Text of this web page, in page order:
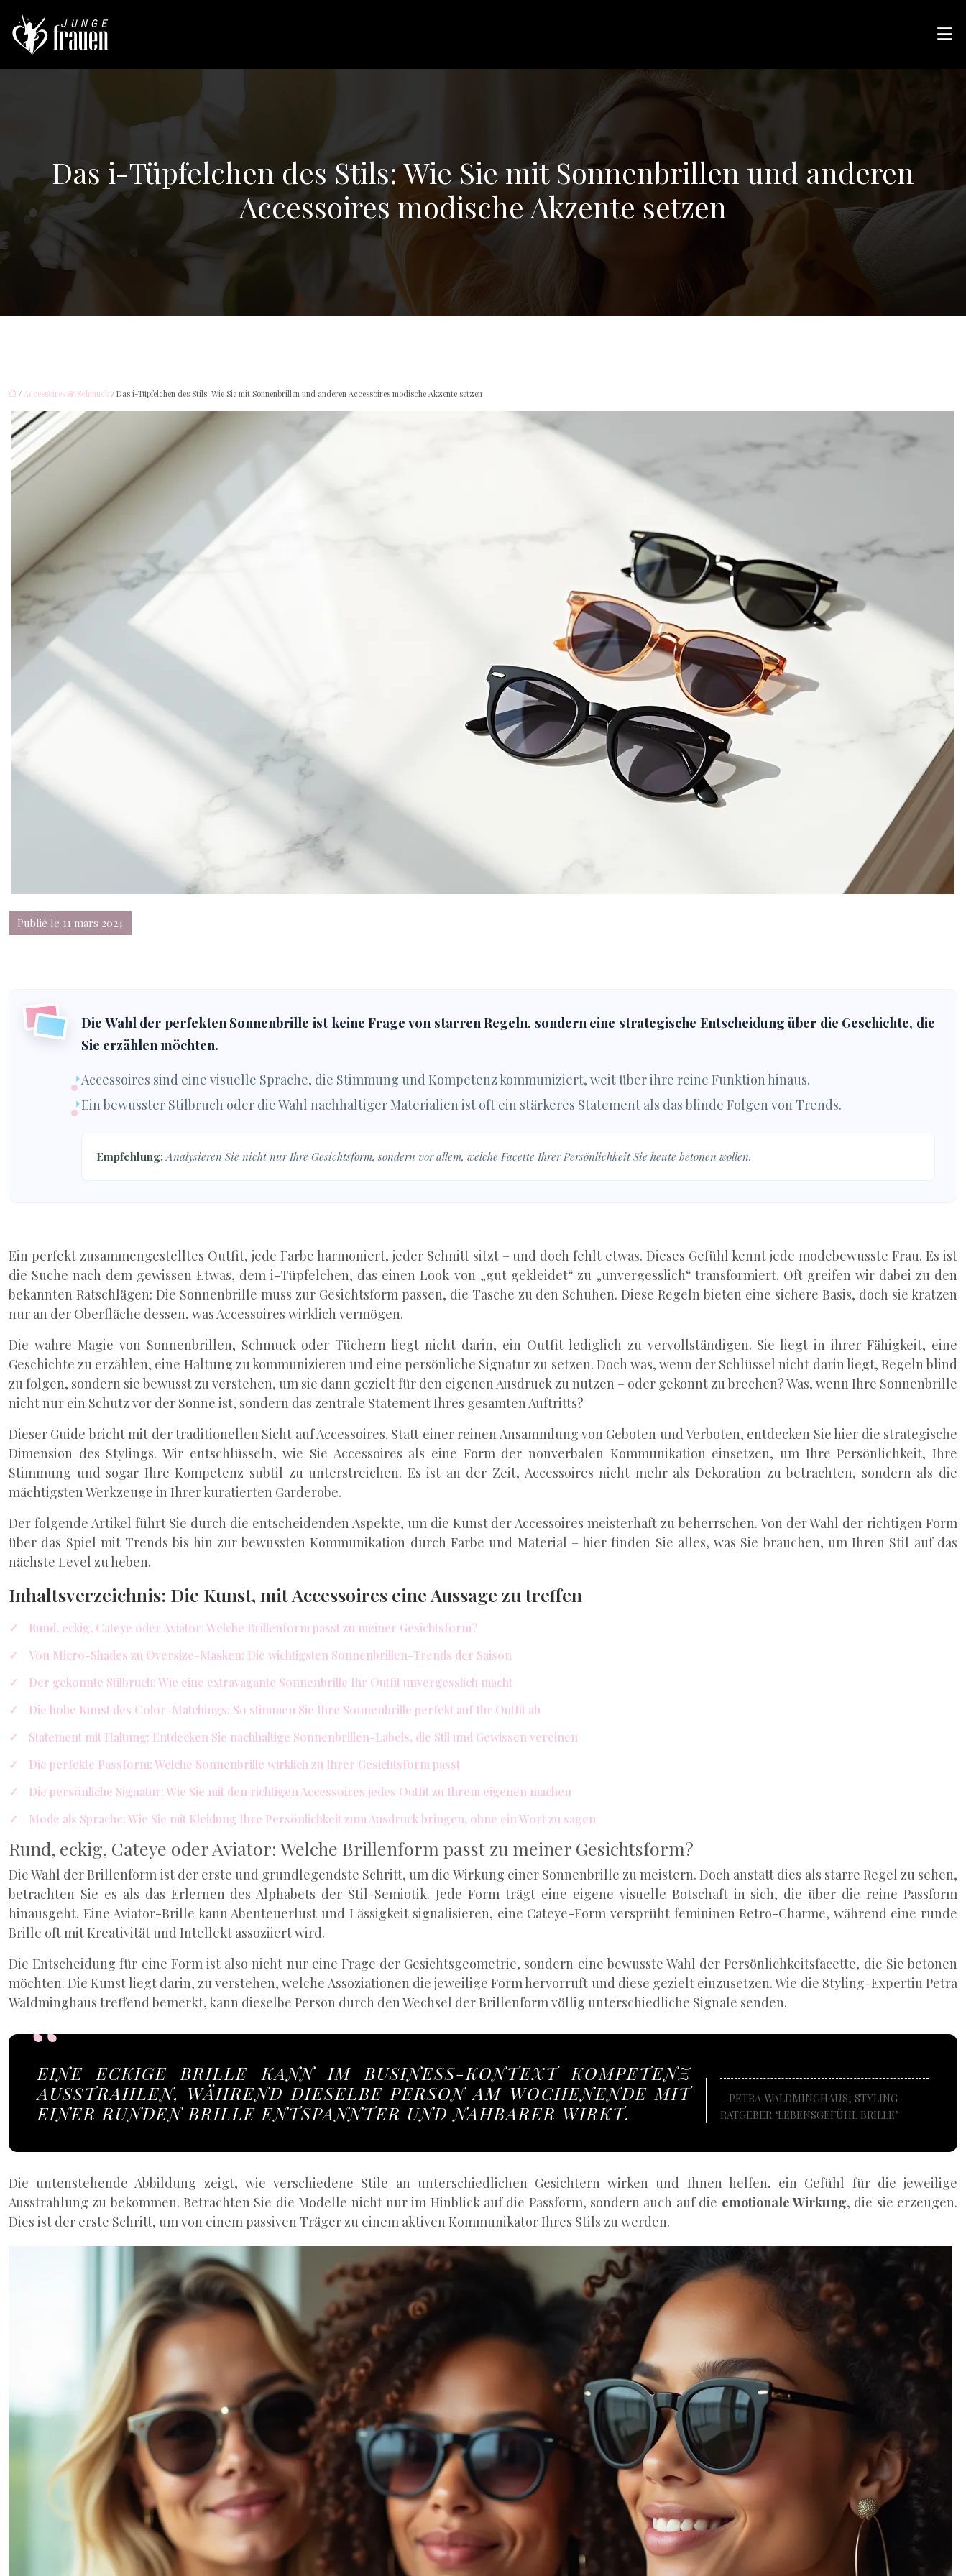
Das i-Tüpfelchen des Stils: Wie Sie mit Sonnenbrillen und anderen
Accessoires modische Akzente setzen
/ Accessoires & Schmuck / Das i-Tüpfelchen des Stils: Wie Sie mit Sonnenbrillen und anderen Accessoires modische Akzente setzen
Publié le 11 mars 2024
Die Wahl der perfekten Sonnenbrille ist keine Frage von starren Regeln, sondern eine strategische Entscheidung über die Geschichte, die
Sie erzählen möchten.
Accessoires sind eine visuelle Sprache, die Stimmung und Kompetenz kommuniziert, weit über ihre reine Funktion hinaus.
Ein bewusster Stilbruch oder die Wahl nachhaltiger Materialien ist oft ein stärkeres Statement als das blinde Folgen von Trends.
Empfehlung:Analysieren Sie nicht nur Ihre Gesichtsform, sondern vor allem, welche Facette Ihrer Persönlichkeit Sie heute betonen wollen.
Ein perfekt zusammengestelltes Outfit, jede Farbe harmoniert, jeder Schnitt sitzt – und doch fehlt etwas. Dieses Gefühl kennt jede modebewusste Frau. Es ist
die Suche nach dem gewissen Etwas, dem i-Tüpfelchen, das einen Look von „gut gekleidet“ zu „unvergesslich“ transformiert. Oft greifen wir dabei zu den
bekannten Ratschlägen: Die Sonnenbrille muss zur Gesichtsform passen, die Tasche zu den Schuhen. Diese Regeln bieten eine sichere Basis, doch sie kratzen
nur an der Oberfläche dessen, was Accessoires wirklich vermögen.
Die wahre Magie von Sonnenbrillen, Schmuck oder Tüchern liegt nicht darin, ein Outfit lediglich zu vervollständigen. Sie liegt in ihrer Fähigkeit, eine
Geschichte zu erzählen, eine Haltung zu kommunizieren und eine persönliche Signatur zu setzen. Doch was, wenn der Schlüssel nicht darin liegt, Regeln blind
zu folgen, sondern sie bewusst zu verstehen, um sie dann gezielt für den eigenen Ausdruck zu nutzen – oder gekonnt zu brechen? Was, wenn Ihre Sonnenbrille
nicht nur ein Schutz vor der Sonne ist, sondern das zentrale Statement Ihres gesamten Auftritts?
Dieser Guide bricht mit der traditionellen Sicht auf Accessoires. Statt einer reinen Ansammlung von Geboten und Verboten, entdecken Sie hier die strategische
Dimension des Stylings. Wir entschlüsseln, wie Sie Accessoires als eine Form der nonverbalen Kommunikation einsetzen, um Ihre Persönlichkeit, Ihre
Stimmung und sogar Ihre Kompetenz subtil zu unterstreichen. Es ist an der Zeit, Accessoires nicht mehr als Dekoration zu betrachten, sondern als die
mächtigsten Werkzeuge in Ihrer kuratierten Garderobe.
Der folgende Artikel führt Sie durch die entscheidenden Aspekte, um die Kunst der Accessoires meisterhaft zu beherrschen. Von der Wahl der richtigen Form
über das Spiel mit Trends bis hin zur bewussten Kommunikation durch Farbe und Material – hier finden Sie alles, was Sie brauchen, um Ihren Stil auf das
nächste Level zu heben.
Inhaltsverzeichnis: Die Kunst, mit Accessoires eine Aussage zu treffen
Rund, eckig, Cateye oder Aviator: Welche Brillenform passt zu meiner Gesichtsform?
Von Micro-Shades zu Oversize-Masken: Die wichtigsten Sonnenbrillen-Trends der Saison
Der gekonnte Stilbruch: Wie eine extravagante Sonnenbrille Ihr Outfit unvergesslich macht
Die hohe Kunst des Color-Matchings: So stimmen Sie Ihre Sonnenbrille perfekt auf Ihr Outfit ab
Statement mit Haltung: Entdecken Sie nachhaltige Sonnenbrillen-Labels, die Stil und Gewissen vereinen
Die perfekte Passform: Welche Sonnenbrille wirklich zu Ihrer Gesichtsform passt
Die persönliche Signatur: Wie Sie mit den richtigen Accessoires jedes Outfit zu Ihrem eigenen machen
Mode als Sprache: Wie Sie mit Kleidung Ihre Persönlichkeit zum Ausdruck bringen, ohne ein Wort zu sagen
Rund, eckig, Cateye oder Aviator: Welche Brillenform passt zu meiner Gesichtsform?
Die Wahl der Brillenform ist der erste und grundlegendste Schritt, um die Wirkung einer Sonnenbrille zu meistern. Doch anstatt dies als starre Regel zu sehen,
betrachten Sie es als das Erlernen des Alphabets der Stil-Semiotik. Jede Form trägt eine eigene visuelle Botschaft in sich, die über die reine Passform
hinausgeht. Eine Aviator-Brille kann Abenteuerlust und Lässigkeit signalisieren, eine Cateye-Form versprüht femininen Retro-Charme, während eine runde
Brille oft mit Kreativität und Intellekt assoziiert wird.
Die Entscheidung für eine Form ist also nicht nur eine Frage der Gesichtsgeometrie, sondern eine bewusste Wahl der Persönlichkeitsfacette, die Sie betonen
möchten. Die Kunst liegt darin, zu verstehen, welche Assoziationen die jeweilige Form hervorruft und diese gezielt einzusetzen. Wie die Styling-Expertin Petra
Waldminghaus treffend bemerkt, kann dieselbe Person durch den Wechsel der Brillenform völlig unterschiedliche Signale senden.
EINE ECKIGE BRILLE KANN IM BUSINESS-KONTEXT KOMPETENZ
AUSSTRAHLEN, WÄHREND DIESELBE PERSON AM WOCHENENDE MIT
EINER RUNDEN BRILLE ENTSPANNTER UND NAHBARER WIRKT.
– PETRA WALDMINGHAUS, STYLING-
RATGEBER ‘LEBENSGEFÜHL BRILLE’
Die untenstehende Abbildung zeigt, wie verschiedene Stile an unterschiedlichen Gesichtern wirken und Ihnen helfen, ein Gefühl für die jeweilige
Ausstrahlung zu bekommen. Betrachten Sie die Modelle nicht nur im Hinblick auf die Passform, sondern auch auf die emotionale Wirkung, die sie erzeugen.
Dies ist der erste Schritt, um von einem passiven Träger zu einem aktiven Kommunikator Ihres Stils zu werden.